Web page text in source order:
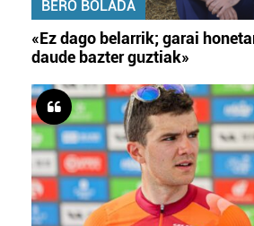
BERO BOLADA
«Ez dago belarrik; garai
daude bazter guztiak»